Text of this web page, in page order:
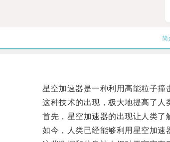
简
星空加速器是一种利用高能粒子撞
这种技术的出现，极大地提高了人
首先，星空加速器的出现让人类了
如今，人类已经能够利用星空加速器